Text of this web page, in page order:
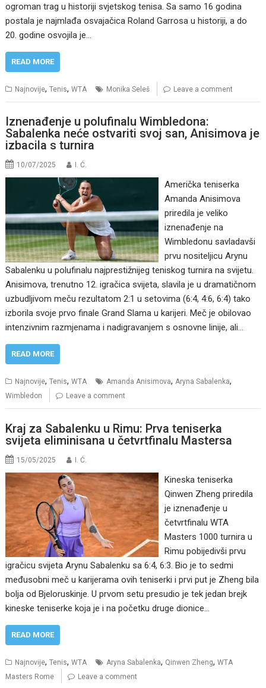
ogroman trag u historiji svjetskog tenisa. Sa samo 16 godina
postala je najmlađa osvajačica Roland Garrosa u historiji, a do
20. godine osvojila je…
READ MORE
Najnovije,Tenis,WTA Monika Seleš Leave a comment
Iznenađenje u polufinalu Wimbledona:
Sabalenka neće ostvariti svoj san, Anisimova je
izbacila s turnira
10/07/2025 I. Ć.
Američka teniserka
Amanda Anisimova
priredila je veliko
iznenađenje na
Wimbledonu savladavši
prvu nositeljicu Arynu
Sabalenku u polufinalu najprestižnijeg teniskog turnira na svijetu.
Anisimova, trenutno 12. igračica svijeta, slavila je u dramatičnom
uzbudljivom meču rezultatom 2:1 u setovima (6:4, 4:6, 6:4) tako
izborila svoje prvo finale Grand Slama u karijeri. Meč je obilovao
intenzivnim razmjenama i nadigravanjem s osnovne linije, ali…
READ MORE
Najnovije,Tenis,WTA Amanda Anisimova,Aryna Sabalenka,
Wimbledon Leave a comment
Kraj za Sabalenku u Rimu: Prva teniserka
svijeta eliminisana u četvrtfinalu Mastersa
15/05/2025 I. Ć.
Kineska teniserka
Qinwen Zheng priredila
je iznenađenje u
četvrtfinalu WTA
Masters 1000 turnira u
Rimu pobijedivši prvu
igračicu svijeta Arynu Sabalenku sa 6:4, 6:3. Bio je to sedmi
međusobni meč u karijerama ovih teniserki i prvi put je Zheng bila
bolja od Bjeloruskinje. U prvom setu presudio je tek jedan brejk
kineske teniserke koja je i na početku druge dionice…
READ MORE
Najnovije,Tenis,WTA Aryna Sabalenka, Qinwen Zheng,WTA
Masters Rome
Leave a comment